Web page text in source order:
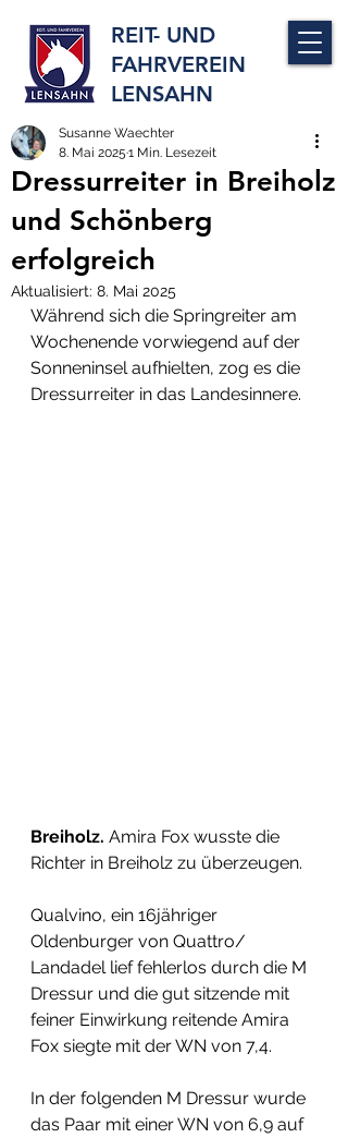
REIT- UND
FAHRVEREIN
LENSAHN
Dressurreiter in Breiholz
und Schönberg
erfolgreich
Susanne Waechter
8. Mai 2025 1 Min. Lesezeit
Aktualisiert: 8. Mai 2025
Während sich die Springreiter am
Wochenende vorwiegend auf der
Sonneninsel aufhielten, zog es die
Dressurreiter in das Landesinnere.
Breiholz. Amira Fox wusste die
Richter in Breiholz zu überzeugen.
Qualvino, ein 16jähriger
Oldenburger von Quattro/
Landadel lief fehlerlos durch die M
Dressur und die gut sitzende mit
feiner Einwirkung reitende Amira
Fox siegte mit der WN von 7,4.
In der folgenden M Dressur wurde
das Paar mit einer WN von 6,9 auf